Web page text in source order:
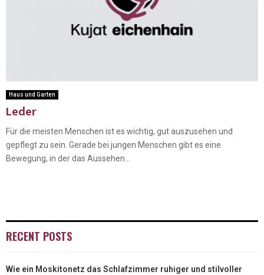
Haus und Garten
Leder
Für die meisten Menschen ist es wichtig, gut auszusehen und
gepflegt zu sein. Gerade bei jungen Menschen gibt es eine
Bewegung, in der das Aussehen...
RECENT POSTS
Wie ein Moskitonetz das Schlafzimmer ruhiger und stilvoller